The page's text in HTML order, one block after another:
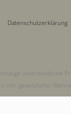
Datenschutzerklärung
unverbindliche
inkl. gesetzlicher